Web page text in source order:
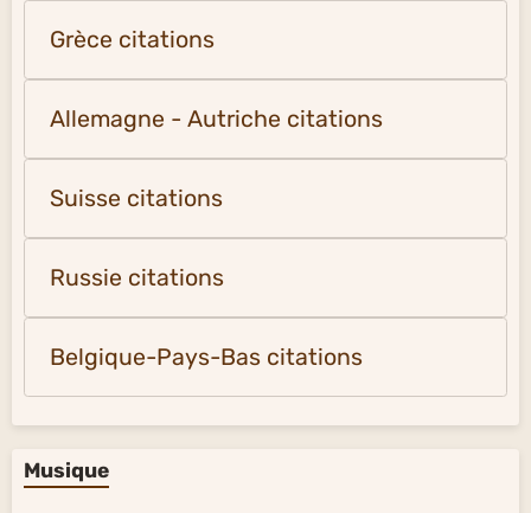
Grèce citations
Allemagne - Autriche citations
Suisse citations
Russie citations
Belgique-Pays-Bas citations
Musique